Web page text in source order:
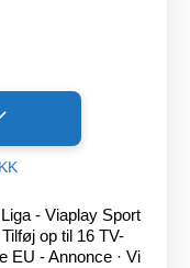
- Viaplay Sport
op til 16 TV-
EU - Annonce · Vi